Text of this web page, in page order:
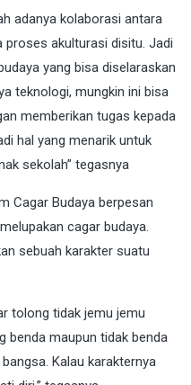
adanya kolaborasi antara
proses akulturasi disitu. Jadi
yang bisa diselaraskan
teknologi, mungkin ini bisa
memberikan tugas kepada
hal yang menarik untuk
sekolah” tegasnya
Cagar Budaya berpesan
cagar budaya.
sebuah karakter suatu
tolong tidak jemu jemu
benda maupun tidak benda
Kalau karakternya